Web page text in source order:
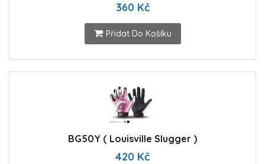
360 Kč
Přidat Do Košíku
BG50Y ( Louisville Slugger )
420 Kč